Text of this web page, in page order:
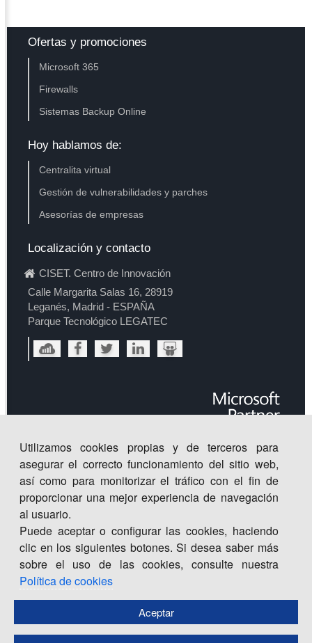
Ofertas y promociones
Microsoft 365
Firewalls
Sistemas Backup Online
Hoy hablamos de:
Centralita virtual
Gestión de vulnerabilidades y parches
Asesorías de empresas
Localización y contacto
CISET. Centro de Innovación
Calle Margarita Salas 16, 28919
Leganés, Madrid - ESPAÑA
Parque Tecnológico LEGATEC
CISET. Centro de Innovación © 2026
. Todos los derechos
reservados |Inicio|
|Aviso legal | política de privacidad | política de cookies
Utilizamos cookies propias y de terceros para
asegurar el correcto funcionamiento del sitio web,
así como para monitorizar el tráfico con el fin de
proporcionar una mejor experiencia de navegación
al usuario.
Puede aceptar o configurar las cookies, haciendo
clic en los siguientes botones. Si desea saber más
sobre el uso de las cookies, consulte nuestra
Política de cookies
Aceptar